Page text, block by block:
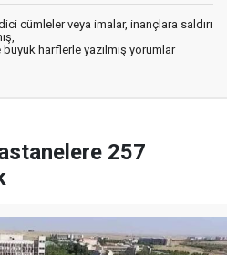
cümleler veya imalar, inançlara saldırı
harflerle yazılmış yorumlar
257